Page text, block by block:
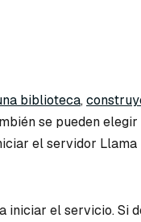
biblioteca,
se pueden elegir
el servidor Llama
iniciar el servicio. Si